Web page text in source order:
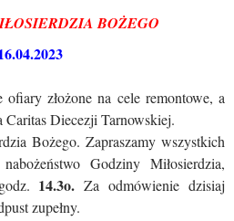
BOŻEGO
złożone na cele remontowe, a
Caritas Diecezji Tarnowskiej.
Bożego. Zapraszamy wszystkich
Godziny Miłosierdzia,
14.3o. Za odmówienie dzisiaj
zupełny.